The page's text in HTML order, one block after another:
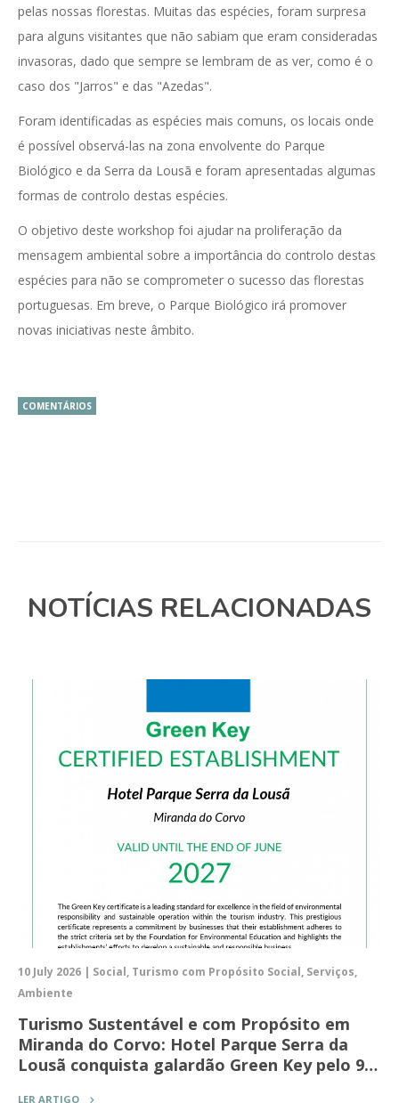
pelas nossas florestas. Muitas das espécies, foram surpresa
para alguns visitantes que não sabiam que eram consideradas
invasoras, dado que sempre se lembram de as ver, como é o
caso dos "Jarros" e das "Azedas".
Foram identificadas as espécies mais comuns, os locais onde
é possível observá-las na zona envolvente do Parque
Biológico e da Serra da Lousã e foram apresentadas algumas
formas de controlo destas espécies.
O objetivo deste workshop foi ajudar na proliferação da
mensagem ambiental sobre a importância do controlo destas
espécies para não se comprometer o sucesso das florestas
portuguesas. Em breve, o Parque Biológico irá promover
novas iniciativas neste âmbito.
COMENTÁRIOS
NOTÍCIAS RELACIONADAS
10 July 2026 | Social, Turismo com Propósito Social, Serviços,
Ambiente
Turismo Sustentável e com Propósito em
Miranda do Corvo: Hotel Parque Serra da
Lousã conquista galardão Green Key pelo 9…
LER ARTIGO